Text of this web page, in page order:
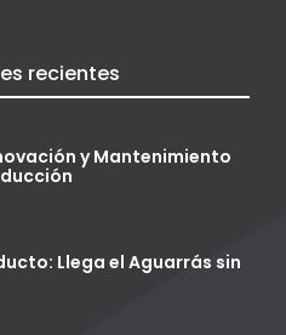
recientes
y Mantenimiento
Llega el Aguarrás sin